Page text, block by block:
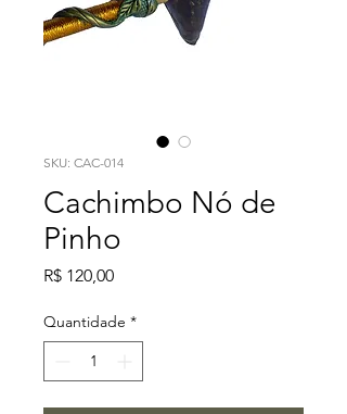
SKU: CAC-014
Cachimbo Nó de
Pinho
R$ 120,00Preço
Quantidade *